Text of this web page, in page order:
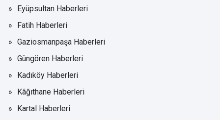
Eyüpsultan Haberleri
Fatih Haberleri
Gaziosmanpaşa Haberleri
Güngören Haberleri
Kadıköy Haberleri
Kâğıthane Haberleri
Kartal Haberleri